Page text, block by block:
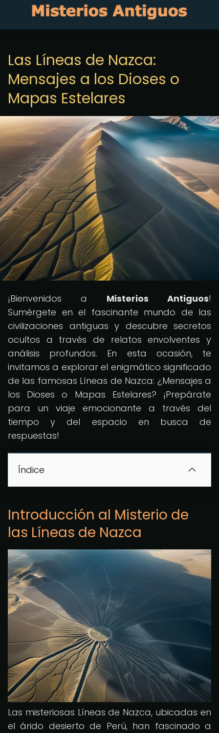
Las Líneas de Nazca:
Mensajes a los Dioses o
Mapas Estelares
¡Bienvenidos a Misterios Antiguos!
Sumérgete en el fascinante mundo de las
civilizaciones antiguas y descubre secretos
ocultos a través de relatos envolventes y
análisis profundos. En esta ocasión, te
invitamos a explorar el enigmático significado
de las famosas Líneas de Nazca: ¿Mensajes a
los Dioses o Mapas Estelares? ¡Prepárate
para un viaje emocionante a través del
tiempo y del espacio en busca de
respuestas!
Índice
Introducción al Misterio de
las Líneas de Nazca
Las misteriosas Líneas de Nazca, ubicadas en
el árido desierto de Perú, han fascinado a